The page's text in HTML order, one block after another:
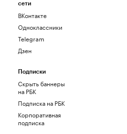
сети
ВКонтакте
Одноклассники
Telegram
Дзен
Подписки
Скрыть баннеры
на РБК
Подписка на РБК
Корпоративная
подписка